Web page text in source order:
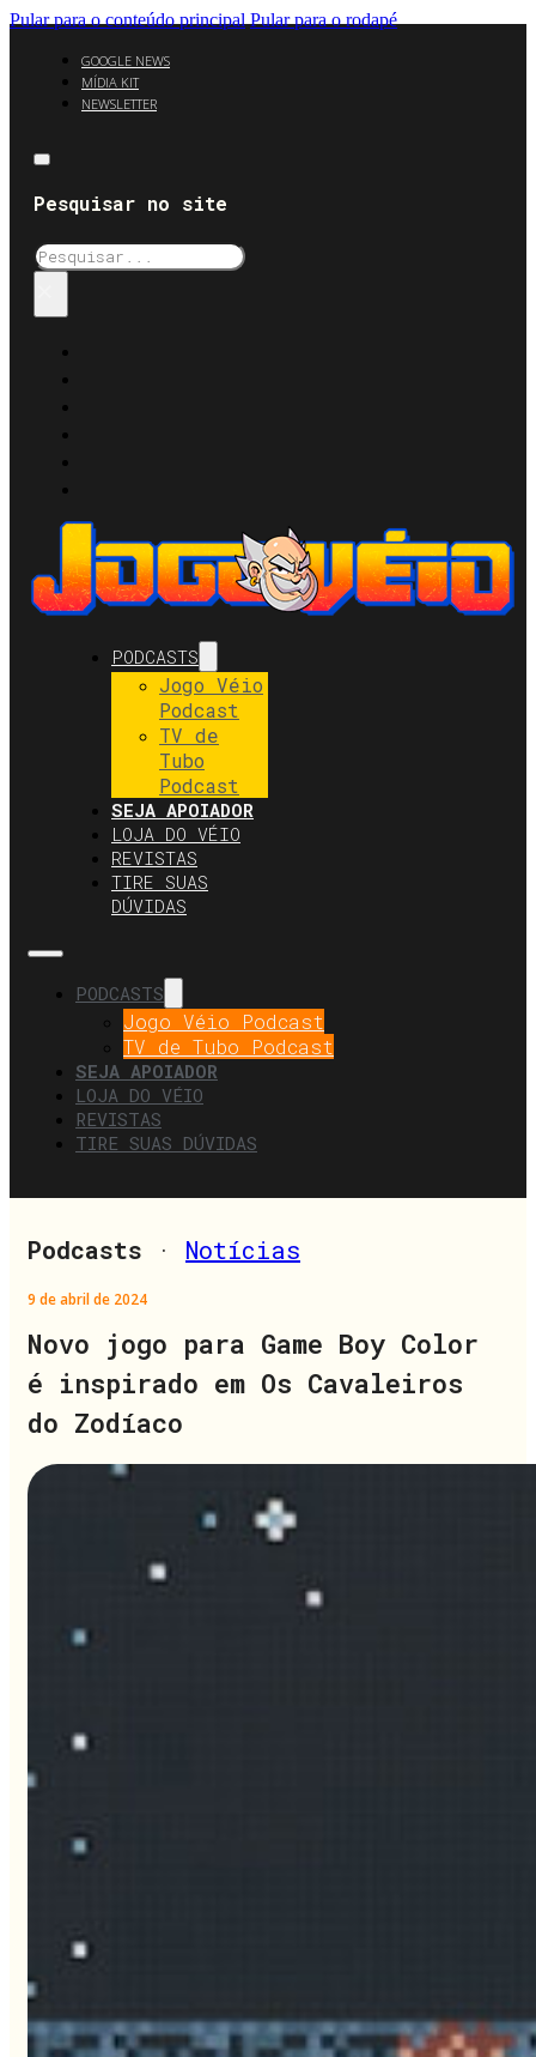
Pular para o conteúdo principal Pular para o rodapé
GOOGLE NEWS
MÍDIA KIT
NEWSLETTER
Pesquisar no site
Pesquisar
PODCASTS
Jogo Véio
Podcast
TV de
Tubo
Podcast
SEJA APOIADOR
LOJA DO VÉIO
REVISTAS
TIRE SUAS
DÚVIDAS
PODCASTS
Jogo Véio Podcast
TV de Tubo Podcast
SEJA APOIADOR
LOJA DO VÉIO
REVISTAS
TIRE SUAS DÚVIDAS
Podcasts · Notícias
9 de abril de 2024
Novo jogo para Game Boy Color
é inspirado em Os Cavaleiros
do Zodíaco